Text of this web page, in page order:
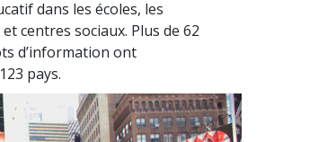
dans les écoles, les
centres sociaux. Plus de 62
d’information ont
pays.